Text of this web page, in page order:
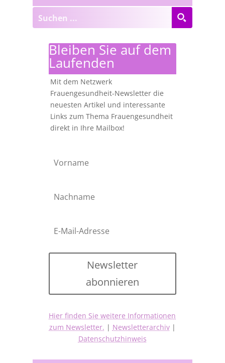
Bleiben Sie auf dem
Laufenden
Mit dem Netzwerk
Frauengesundheit-Newsletter die
neuesten Artikel und interessante
Links zum Thema Frauengesundheit
direkt in Ihre Mailbox!
Newsletter
abonnieren
Hier finden Sie weitere Informationen
zum Newsletter. | Newsletterarchiv|
Datenschutzhinweis